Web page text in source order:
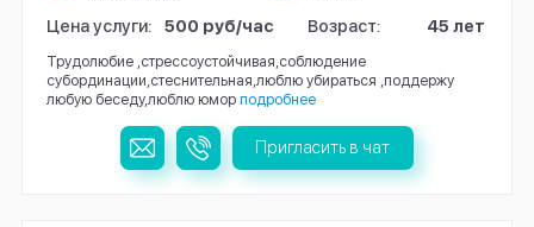
Цена услуги: 500 руб/час Возраст: 45 лет
Трудолюбие ,стрессоустойчивая,соблюдение
субординации,стеснительная,люблю убираться ,поддержу
любую беседу,люблю юмор подробнее
Пригласить в чат